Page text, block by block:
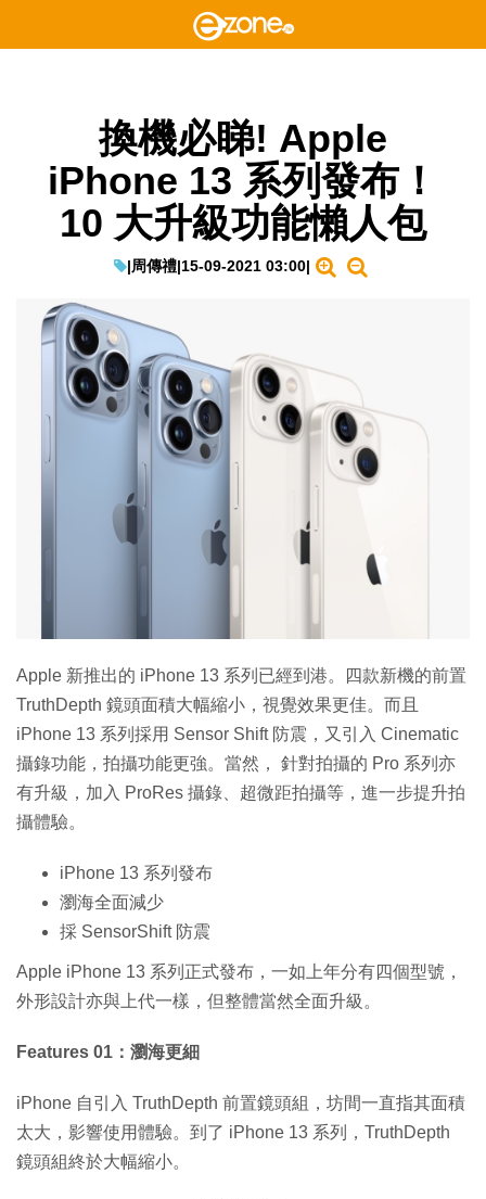
換機必睇! Apple
iPhone 13 系列發布！
10 大升級功能懶人包
|周傳禮|15-09-2021 03:00|
Apple 新推出的 iPhone 13 系列已經到港。四款新機的前置
TruthDepth 鏡頭面積大幅縮小，視覺效果更佳。而且
iPhone 13 系列採用 Sensor Shift 防震，又引入 Cinematic
攝錄功能，拍攝功能更強。當然， 針對拍攝的 Pro 系列亦
有升級，加入 ProRes 攝錄、超微距拍攝等，進一步提升拍
攝體驗。
iPhone 13 系列發布
瀏海全面減少
採 SensorShift 防震
Apple iPhone 13 系列正式發布，一如上年分有四個型號，
外形設計亦與上代一樣，但整體當然全面升級。
Features 01：瀏海更細
iPhone 自引入 TruthDepth 前置鏡頭組，坊間一直指其面積
太大，影響使用體驗。到了 iPhone 13 系列，TruthDepth
鏡頭組終於大幅縮小。